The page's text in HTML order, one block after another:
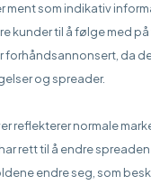
ment som indikativ
kunder til å følge med
forhåndsannonsert, da
og spreader.
reflekterer normale
rett til å endre
endre seg, som